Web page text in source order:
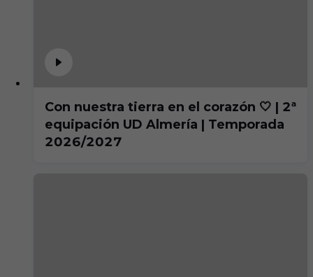
Con nuestra tierra en el corazón 🤍 | 2ª
equipación UD Almería | Temporada
2026/2027